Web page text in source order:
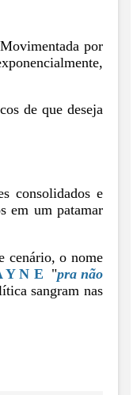
por
de que deseja
consolidados e
em um patamar
cenário, o nome
Y N E "pra não
sangram nas